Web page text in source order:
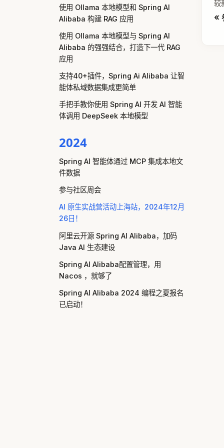
使用 Ollama 本地模型和 Spring AI
Alibaba 构建 RAG 应用
使用 Ollama 本地模型与 Spring AI
Alibaba 的强强结合，打造下一代 RAG
应用
支持40+插件，Spring Ai Alibaba 让智
能体私域数据集成更简单
手把手教你使用 Spring AI 开发 AI 智能
体调用 DeepSeek 本地模型
2024
Spring AI 智能体通过 MCP 集成本地文
件数据
参与社区周会
AI 原生实战营活动上海站，2024年12月
26日！
阿里云开源 Spring AI Alibaba，加码
Java AI 生态建设
Spring AI Alibaba配置管理，用
Nacos ，就够了
Spring AI Alibaba 2024 编程之夏报名
已启动！
较